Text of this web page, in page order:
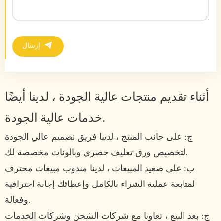
إرسال
أثناء تقديم منتجات عالية الجودة ، لدينا أيضًا
خدمات عالية الجودة.
ج: على جانب المنتج ، لدينا فريق تصميم عالي الجودة
لتخصيص ورق تغليف حصري وبالونات مخصصة لك.
ب: على صعيد المبيعات ، لدينا مندوب مبيعات محترف
لمتابعة عملية الشراء بالكامل وإعطائك إجابة احترافية
وفعالة.
ج: بعد البيع ، تعاونا مع شركات الشحن وشركات الخدمات